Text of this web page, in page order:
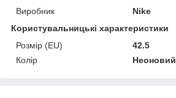
Виробник
Nike
Користувальницькі характеристики
Розмір (EU)
42.5
Колір
Неоновий